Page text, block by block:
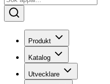
Produkt
Katalog
Utvecklare